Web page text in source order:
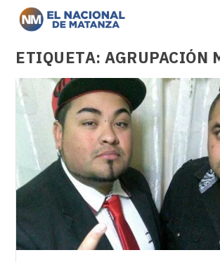
ETIQUETA:AGRUPACIÓN